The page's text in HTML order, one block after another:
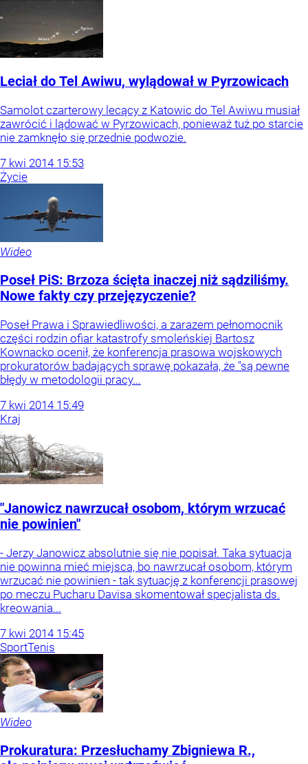
Leciał do Tel Awiwu, wylądował w Pyrzowicach
Samolot czarterowy lecący z Katowic do Tel Awiwu musiał
zawrócić i lądować w Pyrzowicach, ponieważ tuż po starcie
nie zamknęło się przednie podwozie.
7 kwi 2014 15:53
Życie
Wideo
Poseł PiS: Brzoza ścięta inaczej niż sądziliśmy.
Nowe fakty czy przejęzyczenie?
Poseł Prawa i Sprawiedliwości, a zarazem pełnomocnik
części rodzin ofiar katastrofy smoleńskiej Bartosz
Kownacko ocenił, że konferencja prasowa wojskowych
prokuratorów badających sprawę pokazała, że "są pewne
błędy w metodologii pracy...
7 kwi 2014 15:49
Kraj
"Janowicz nawrzucał osobom, którym wrzucać
nie powinien"
- Jerzy Janowicz absolutnie się nie popisał. Taka sytuacja
nie powinna mieć miejsca, bo nawrzucał osobom, którym
wrzucać nie powinien - tak sytuację z konferencji prasowej
po meczu Pucharu Davisa skomentował specjalista ds.
kreowania...
7 kwi 2014 15:45
SportTenis
Wideo
Prokuratura: Przesłuchamy Zbigniewa R.,